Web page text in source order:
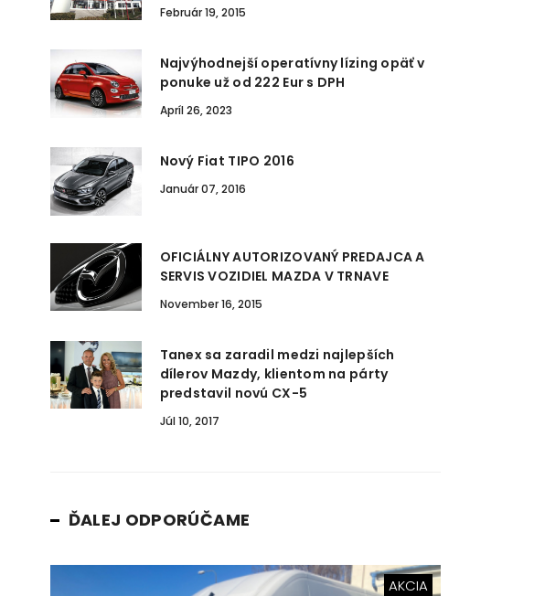
Február 19, 2015
Najvýhodnejší operatívny lízing opäť v
ponuke už od 222 Eur s DPH
Apríl 26, 2023
Nový Fiat TIPO 2016
Január 07, 2016
OFICIÁLNY AUTORIZOVANÝ PREDAJCA A
SERVIS VOZIDIEL MAZDA V TRNAVE
November 16, 2015
Tanex sa zaradil medzi najlepších
dílerov Mazdy, klientom na párty
predstavil novú CX-5
Júl 10, 2017
ĎALEJ ODPORÚČAME
AKCIA